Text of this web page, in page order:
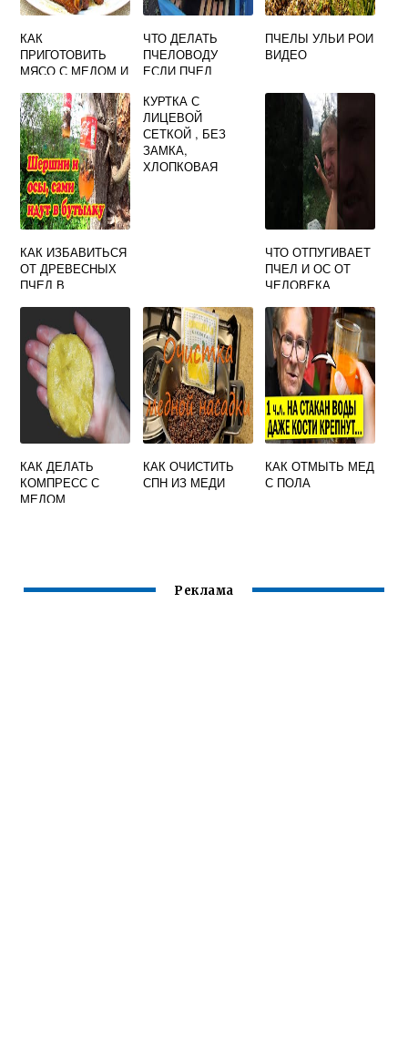
КАК
ПРИГОТОВИТЬ
МЯСО С МЕДОМ И
СОУСОМ
ЧТО ДЕЛАТЬ
ПЧЕЛОВОДУ
ЕСЛИ ПЧЕЛ
ЯДОХИМИКАТАМИ
ПРИ ПО ТРАВКЕ
ПЧЕЛЫ УЛЬИ РОИ
ВИДЕО
КАК ИЗБАВИТЬСЯ
ОТ ДРЕВЕСНЫХ
ПЧЕЛ В
КУРТКА С
ЛИЦЕВОЙ
СЕТКОЙ , БЕЗ
ЗАМКА,
ХЛОПКОВАЯ
ЧТО ОТПУГИВАЕТ
ПЧЕЛ И ОС ОТ
ЧЕЛОВЕКА
КАК ДЕЛАТЬ
КОМПРЕСС С
МЕДОМ
КАК ОЧИСТИТЬ
СПН ИЗ МЕДИ
КАК ОТМЫТЬ МЕД
С ПОЛА
Реклама